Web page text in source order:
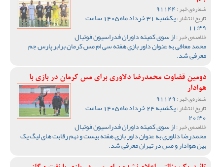
شماره‌ی خبر :
تاریخ انتشار : یکشنبه 31 خرداد ماه 1405 ساعت
11:39
خلاصه‌ی خبر :از سوی کمیته داوران فدراسیون فوتبال
محمد معافی به عنوان داور بازی هفته سی ام مس کرمان برابر پارس جم
معرفی شد.
دومین قضاوت محمدرضا دلاوری برای مس کرمان در بازی با
هوادار
شماره‌ی خبر :
تاریخ انتشار : یکشنبه 24 خرداد ماه 1405 ساعت
20:30
خلاصه‌ی خبر :از سوی کمیته داوران فدراسیون فوتبال
محمدرضا دلاوری به عنوان داور بازی هفته بیست و نهم رقابت های لیگ یک
بین هوادار و مس در تهران معرفی شد.